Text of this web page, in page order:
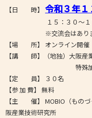
【日 時】令和３年１
１５：３０～１７
※交流会はありま
【場 所】 オンライン開催
【講 師】（地独）大阪産
特殊加工研究室
【定 員】 ３０名
【参 加 費】 無料
【主 催】 MOBIO（ものづ
阪産業技術研究所